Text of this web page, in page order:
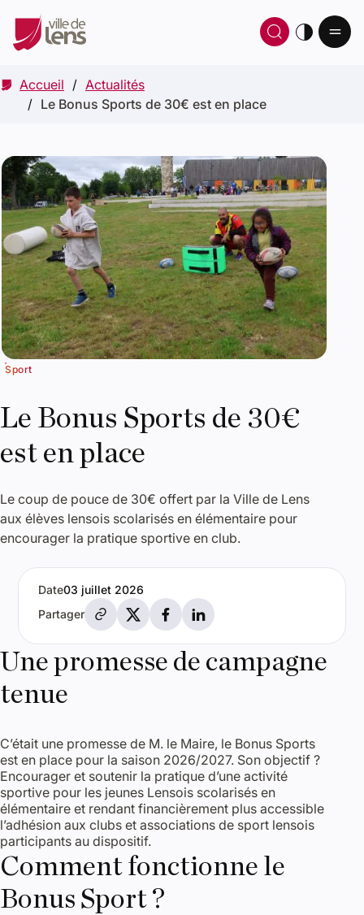
Ouvrir
Accueil
Actualités
Le Bonus Sports de 30€ est en place
Le Bonus Sports de 30€
est en place
Sport
Le coup de pouce de 30€ offert par la Ville de Lens
aux élèves lensois scolarisés en élémentaire pour
encourager la pratique sportive en club.
PartagerPartager par e-mail
Partager sur X
Partager sur Facebook
Partager sur LinkedIn
Date03 juillet 2026
Une promesse de campagne
tenue
C’était une promesse de M. le Maire, le Bonus Sports
est en place pour la saison 2026/2027. Son objectif ?
Encourager et soutenir la pratique d’une activité
sportive pour les jeunes Lensois scolarisés en
élémentaire et rendant financièrement plus accessible
l’adhésion aux clubs et associations de sport lensois
participants au dispositif.
Comment fonctionne le
Bonus Sport ?